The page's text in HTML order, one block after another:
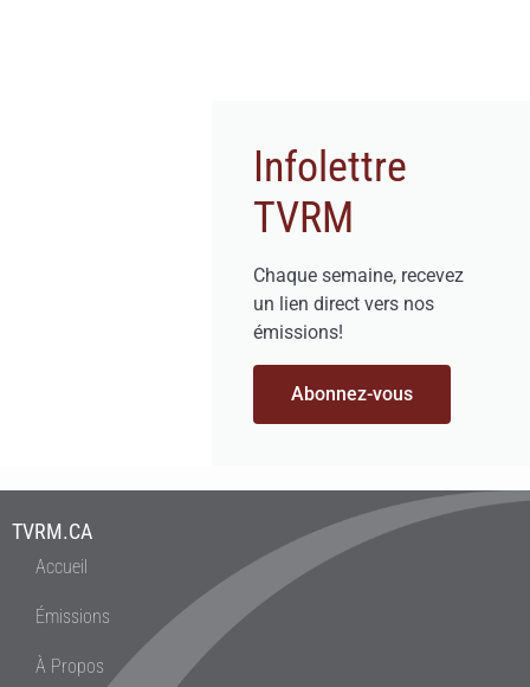
Infolettre
TVRM
Chaque semaine, recevez
un lien direct vers nos
émissions!
Abonnez-vous
TVRM.CA
Accueil
Émissions
À Propos